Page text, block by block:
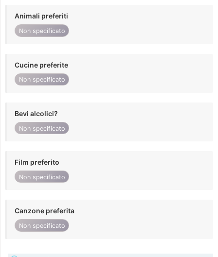
Animali preferiti
Non specificato
Cucine preferite
Non specificato
Bevi alcolici?
Non specificato
Film preferito
Non specificato
Canzone preferita
Non specificato